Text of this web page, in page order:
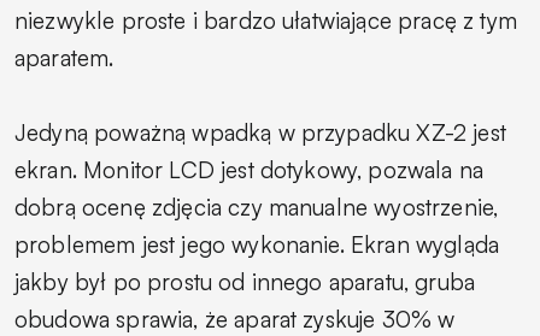
niezwykle proste i bardzo ułatwiające pracę z tym
aparatem.
Jedyną poważną wpadką w przypadku XZ-2 jest
ekran. Monitor LCD jest dotykowy, pozwala na
dobrą ocenę zdjęcia czy manualne wyostrzenie,
problemem jest jego wykonanie. Ekran wygląda
jakby był po prostu od innego aparatu, gruba
obudowa sprawia, że aparat zyskuje 30% w